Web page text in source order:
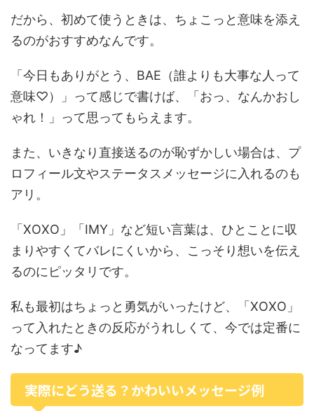
だから、初めて使うときは、ちょこっと意味を添え
るのがおすすめなんです。
「今日もありがとう、BAE（誰よりも大事な人って
意味♡）」って感じで書けば、「おっ、なんかおし
ゃれ！」って思ってもらえます。
また、いきなり直接送るのが恥ずかしい場合は、プ
ロフィール文やステータスメッセージに入れるのも
アリ。
「XOXO」「IMY」など短い言葉は、ひとことに収
まりやすくてバレにくいから、こっそり想いを伝え
るのにピッタリです。
私も最初はちょっと勇気がいったけど、「XOXO」
って入れたときの反応がうれしくて、今では定番に
なってます♪
実際にどう送る？かわいいメッセージ例